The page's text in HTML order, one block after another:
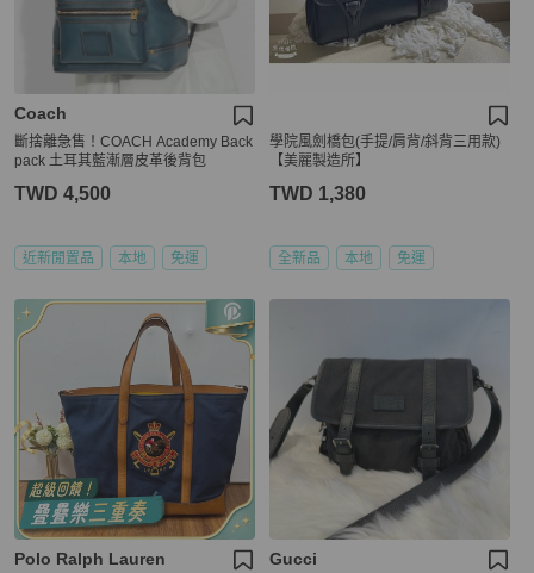
Coach
斷捨離急售！COACH Academy Back
pack 土耳其藍漸層皮革後背包
TWD 4,500
近新閒置品 本地 免運
學院風劍橋包(手提/肩背/斜背三用款)
【美麗製造所】
TWD 1,380
全新品 本地 免運
Polo Ralph Lauren Gucci